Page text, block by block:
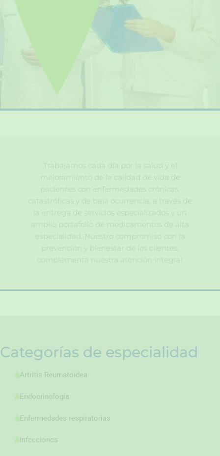
Trabajamos cada día por la salud y el
mejoramiento de la calidad de vida de
pacientes con enfermedades crónicas,
catastróficas y de baja ocurrencia, a través de
la entrega de servicios especializados y un
amplio portafolio de medicamentos de alta
especialidad. Nuestro compromiso con la
prevención y bienestar de los clientes,
complementa nuestra atención integral.
Categorías de especialidad
Artritis Reumatoidea
Endocrinología
Enfermedades respiratorias
Infecciones